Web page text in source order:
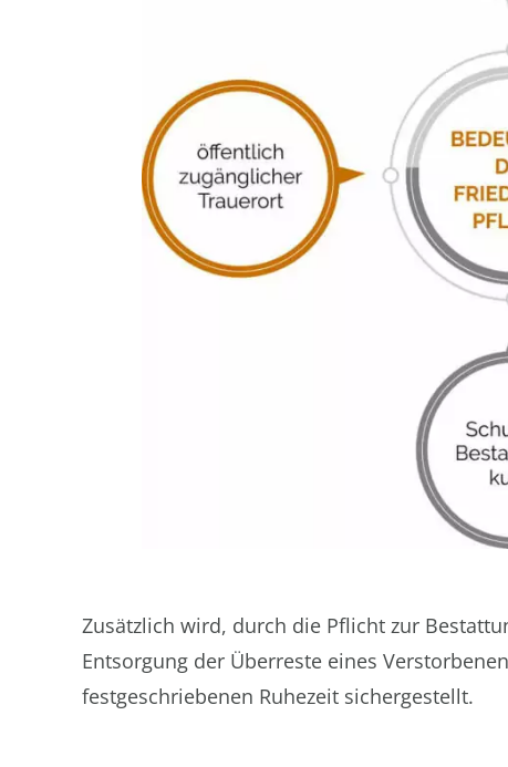
Zusätzlich wird, durch die Pflicht zur
Entsorgung der Überreste eines
festgeschriebenen Ruhezeit sichergestellt.